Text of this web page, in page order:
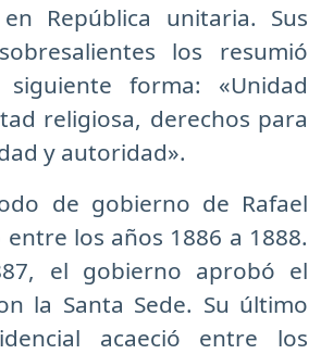
República unitaria. Sus
los resumió
forma: «Unidad
religiosa, derechos para
y autoridad».
de gobierno de Rafael
los años 1886 a 1888.
el gobierno aprobó el
la Santa Sede. Su último
acaeció entre los